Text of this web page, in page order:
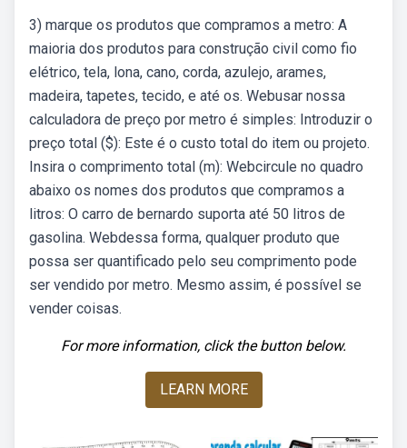
3) marque os produtos que compramos a metro: A
maioria dos produtos para construção civil como fio
elétrico, tela, lona, cano, corda, azulejo, arames,
madeira, tapetes, tecido, e até os. Webusar nossa
calculadora de preço por metro é simples: Introduzir o
preço total ($): Este é o custo total do item ou projeto.
Insira o comprimento total (m): Webcircule no quadro
abaixo os nomes dos produtos que compramos a
litros: O carro de bernardo suporta até 50 litros de
gasolina. Webdessa forma, qualquer produto que
possa ser quantificado pelo seu comprimento pode
ser vendido por metro. Mesmo assim, é possível se
vender coisas.
For more information, click the button below.
LEARN MORE